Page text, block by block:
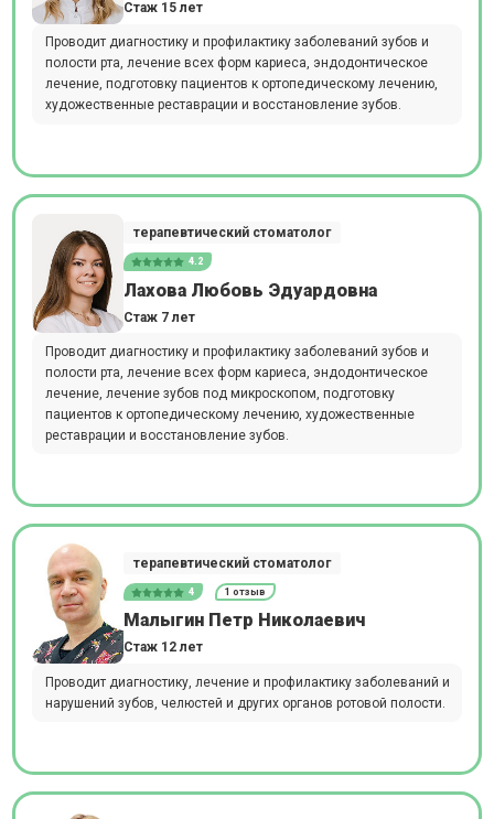
Стаж 15 лет
Проводит диагностику и профилактику заболеваний зубов и
полости рта, лечение всех форм кариеса, эндодонтическое
лечение, подготовку пациентов к ортопедическому лечению,
художественные реставрации и восстановление зубов.
терапевтический стоматолог
4.2
Лахова Любовь Эдуардовна
Стаж 7 лет
Проводит диагностику и профилактику заболеваний зубов и
полости рта, лечение всех форм кариеса, эндодонтическое
лечение, лечение зубов под микроскопом, подготовку
пациентов к ортопедическому лечению, художественные
реставрации и восстановление зубов.
терапевтический стоматолог
4 1 отзыв
Малыгин Петр Николаевич
Стаж 12 лет
Проводит диагностику, лечение и профилактику заболеваний и
нарушений зубов, челюстей и других органов ротовой полости.